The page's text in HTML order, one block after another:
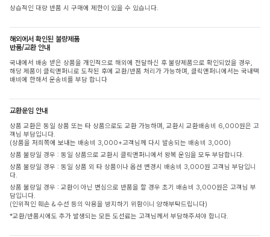
상습적인 대량 반품 시 구매에 제한이 있을 수 있습니다.
해외에서 확인된 불량제품
반품/교환 안내
국내에서 배송 받은 상품을 개인적으로 해외에 전달하신 후 불량제품으로 확인되었을 경우,
해당 제품이 클릭앤퍼니로 도착된 후에 교환/반품 처리가 가능하며, 클릭앤퍼니에서는 국내택
배비에 한해서 운송비를 부담 합니다
교환운임 안내
상품 교환은 동일 상품 또는 타 상품으로도 교환 가능하며, 교환시 교환배송비 6,000원은 고
객님 부담입니다.
(상품을 저희쪽에 보내는 배송비 3,000+고객님께 다시 발송되는 배송비 3,000)
상품 불량일 경우 : 동일 상품으로 교환시 클릭앤퍼니에서 왕복 운임을 모두 부담합니다.
상품 불량일 경우 : 동일 상품 외 타 상품이나 옵션 변경시 배송비 3,000원 고객님 부담입니
다.
상품 불량일 경우 : 교환이 아닌 변심으로 반품을 할 경우 초기 배송비 3,000원은 고객님 부
담입니다.
(인위적인 훼손 & 수선 등의 악용을 방지하기 위함이니 양해부탁드립니다)
*교환/반품시에도 추가 발생되는 모든 도선료는 고객님께서 부담해주셔야 합니다.